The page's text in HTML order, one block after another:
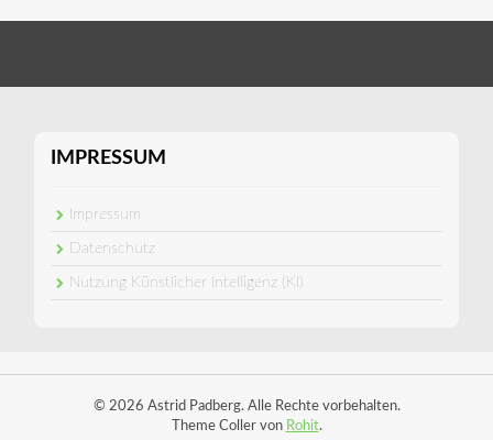
IMPRESSUM
Impressum
Datenschutz
Nutzung Künstlicher Intelligenz (KI)
© 2026 Astrid Padberg. Alle Rechte vorbehalten.
Theme Coller von Rohit.